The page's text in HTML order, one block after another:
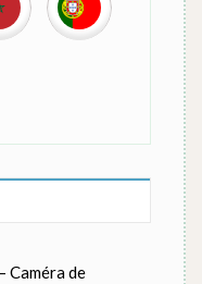
Caméra de